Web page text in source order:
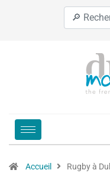
Accueil Rugby à